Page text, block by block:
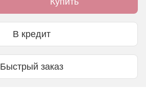
В кредит
Быстрый заказ